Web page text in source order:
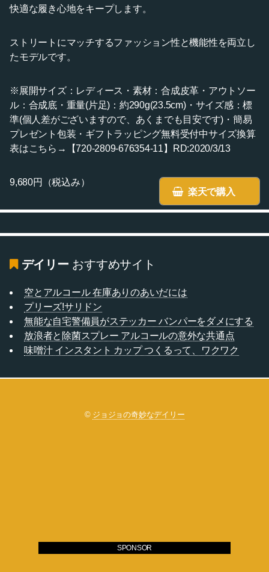
快適な履き心地をキープします。
ストリートにマッチするファッション性と機能性を両立し
たモデルです。
※展開サイズ：レディース・素材：合成皮革・アウトソー
ル：合成底・重量(片足)：約290g(23.5cm)・サイズ感：標
準(個人差がございますので、あくまでも目安です)・簡易
プレゼント包装・ギフトラッピング無料受付中サイズ換算
表はこちら→【720-2809-676354-11】RD:2020/3/13
楽天で購入
9,680円（税込み）
デイリー おすすめサイト
空とアルコール 在庫ありのあいだには
プリーズ!サリドン
無能な自宅警備員がステッカー バンパーをダメにする
放浪者と除菌スプレー アルコールの意外な共通点
味噌汁 インスタント カップ つくるって、ワクワク
© ジョジョの奇妙なデイリー
SPONSOR